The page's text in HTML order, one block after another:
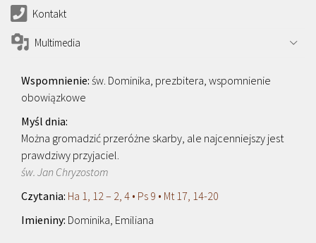
Kontakt
Multimedia
św. Dominika, prezbitera, wspomnienie
obowiązkowe
Można gromadzić przeróżne skarby, ale najcenniejszy jest
prawdziwy przyjaciel.
św. Jan Chryzostom
Ha 1, 12 – 2, 4 • Ps 9 • Mt 17, 14-20
Dominika, Emiliana